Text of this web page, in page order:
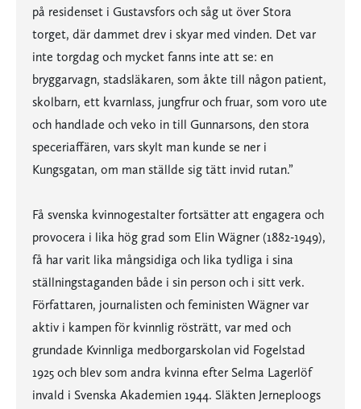
på residenset i Gustavsfors och såg ut över Stora
torget, där dammet drev i skyar med vinden. Det var
inte torgdag och mycket fanns inte att se: en
bryggarvagn, stadsläkaren, som åkte till någon patient,
skolbarn, ett kvarnlass, jungfrur och fruar, som voro ute
och handlade och veko in till Gunnarsons, den stora
speceriaffären, vars skylt man kunde se ner i
Kungsgatan, om man ställde sig tätt invid rutan.”
Få svenska kvinnogestalter fortsätter att engagera och
provocera i lika hög grad som Elin Wägner (1882-1949),
få har varit lika mångsidiga och lika tydliga i sina
ställningstaganden både i sin person och i sitt verk.
Författaren, journalisten och feministen Wägner var
aktiv i kampen för kvinnlig rösträtt, var med och
grundade Kvinnliga medborgarskolan vid Fogelstad
1925 och blev som andra kvinna efter Selma Lagerlöf
invald i Svenska Akademien 1944. Släkten Jerneploogs